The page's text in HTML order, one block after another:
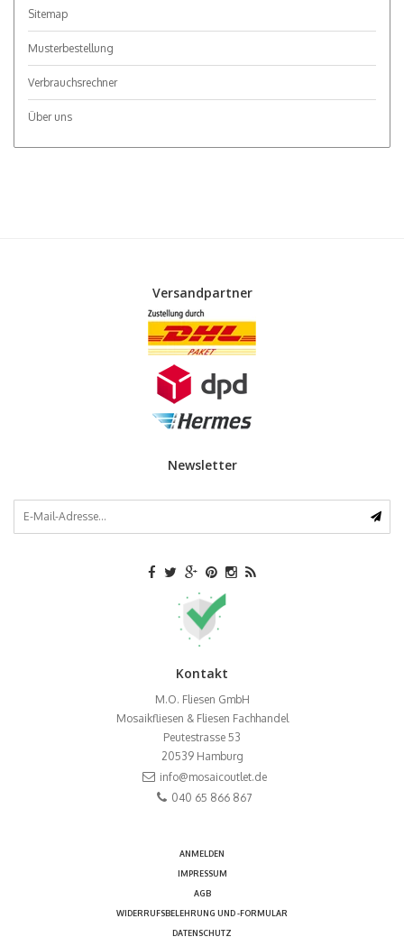
Sitemap
Musterbestellung
Verbrauchsrechner
Über uns
Versandpartner
Newsletter
Kontakt
M.O. Fliesen GmbH
Mosaikfliesen & Fliesen Fachhandel
Peutestrasse 53
20539 Hamburg
info@mosaicoutlet.de
040 65 866 867
ANMELDEN
IMPRESSUM
AGB
WIDERRUFSBELEHRUNG UND -FORMULAR
DATENSCHUTZ